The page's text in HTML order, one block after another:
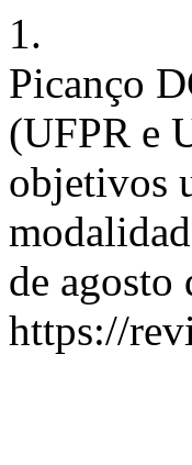
1.
Picanço
(UFPR e
objetivos
de
https://